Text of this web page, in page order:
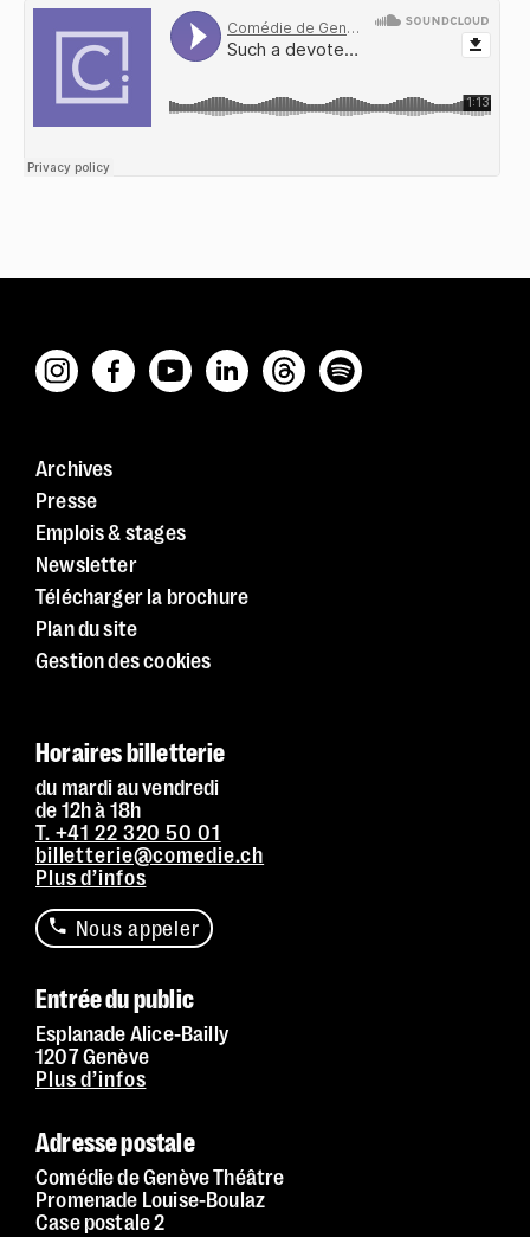
Archives
Presse
Emplois & stages
Newsletter
Télécharger la brochure
Plan du site
Gestion des cookies
Horaires billetterie
du mardi au vendredi
de 12h à 18h
T. +41 22 320 50 01
billetterie@comedie.ch
Plus d’infos
Nous appeler
Entrée du public
Esplanade Alice-Bailly
1207 Genève
Plus d’infos
Adresse postale
Comédie de Genève Théâtre
Promenade Louise-Boulaz
Case postale 2